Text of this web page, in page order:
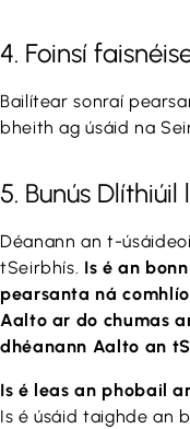
4. Foinsí
Bailítear sonraí
bheith ag úsáid na
5. Bunús Dlíthiúil
Déanann an t-
tSeirbhís. Is é an
pearsanta ná
Aalto ar do chumas
dhéanann Aalto an
Is é leas an phobail
Is é úsáid taighde an